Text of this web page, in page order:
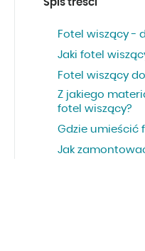
Spis treści
Fotel wiszący -
Jaki fotel
Fotel wiszący
Z jakiego
fotel wiszący?
Gdzie umieścić
Jak